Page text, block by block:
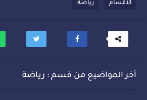
الأقسام رياضة
أخر المواضيع من قسم : رياضة